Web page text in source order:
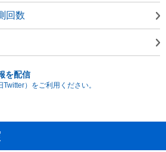
回数
を配信
）をご利用ください。